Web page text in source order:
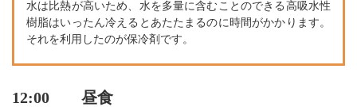
水は比熱が高いため、水を多量に含むことのできる高吸水性
樹脂はいったん冷えるとあたたまるのに時間がかかります。
それを利用したのが保冷剤です。
12:00 昼食